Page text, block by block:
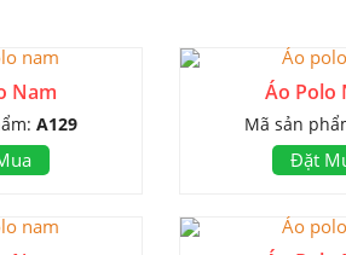
Nam
A129
Áo Polo
Mã sản
Đặt